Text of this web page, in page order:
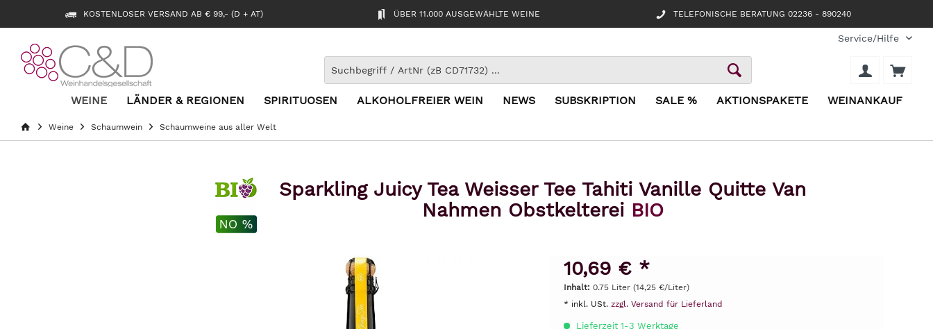
KOSTENLOSER VERSAND AB € 99,- (D + AT) ÜBER 11.000 AUSGEWÄHLTE WEINE TELEFONISCHE BERATUNG 02236 - 890240
Service/Hilfe
WEINE LÄNDER & REGIONEN SPIRITUOSEN ALKOHOLFREIER WEIN NEWS SUBSKRIPTION SALE % AKTIONSPAKETE WEINANKAUF
Weine Schaumwein Schaumweine aus aller Welt
Sparkling Juicy Tea Weisser Tee Tahiti Vanille Quitte Van
Nahmen Obstkelterei BIO
10,69 € *
Inhalt: 0.75 Liter (14,25 €/Liter)
* inkl. USt. zzgl. Versand für Lieferland
Lieferzeit 1-3 Werktage